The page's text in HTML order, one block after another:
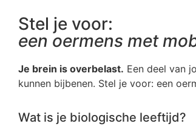
Stel je voor:
een oermens met
Je brein is overbelast. Een deel van
kunnen bijbenen. Stel je voor: een
Wat is je biologische leeftijd?